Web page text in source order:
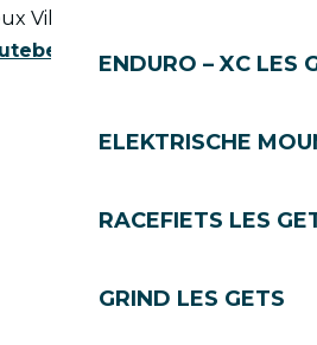
ENDURO – XC LES
ELEKTRISCHE
RACEFIETS LES
GRIND LES GETS
Village, 74260 Les Gets